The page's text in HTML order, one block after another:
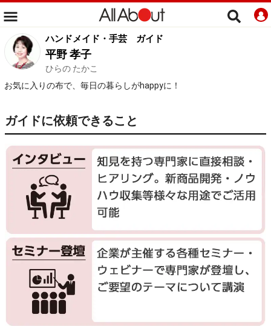
ハンドメイド・手芸 ガイド
平野 孝子
ひらの たかこ
お気に入りの布で、毎日の暮らしがhappyに！
ガイドに依頼できること